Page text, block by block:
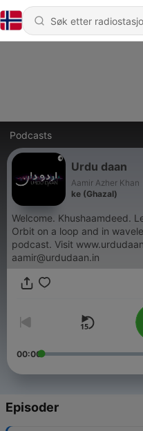
Podcasts
Urdu daan
Aamir Azher Khan
ke (Ghazal)
Welcome. Khushaamdeed.
Orbit on a loop and in
podcast. Visit www.urdudaan.in Contact me at
aamir@urdudaan.in
00:00
Episoder